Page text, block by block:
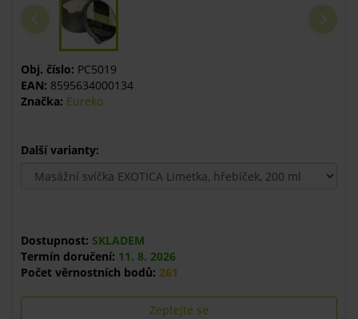
Obj. číslo: PC5019
EAN: 8595634000134
Značka: Eureko
Další varianty:
Dostupnost: SKLADEM
Termín doručení: 11. 8. 2026
Počet věrnostních bodů: 261
Zeptejte se